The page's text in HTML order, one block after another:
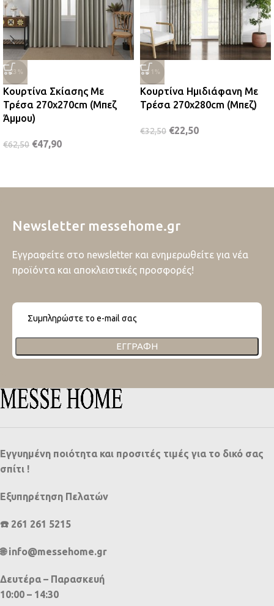
-23%
Κουρτίνα Σκίασης Με
Τρέσα 270x270cm (Μπεζ
Άμμου)
€62,50 €47,90
-31%
Κουρτίνα Ημιδιάφανη Με
Τρέσα 270x280cm (Μπεζ)
€32,50 €22,50
Newsletter messehome.gr
Εγγραφείτε στο newsletter και ενημερωθείτε για νέα
προϊόντα και αποκλειστικές προσφορές!
ΕΓΓΡΑΦΉ
Εγγυημένη ποιότητα και προσιτές τιμές για το δικό σας
σπίτι !
Εξυπηρέτηση Πελατών
☎️ 261 261 5215
🌐 info@messehome.gr
Δευτέρα – Παρασκευή
10:00 – 14:30